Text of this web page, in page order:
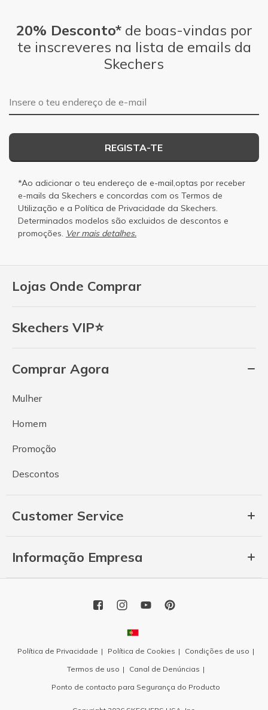
Lojas Onde Comprar
Skechers VIP⭐
Comprar Agora
Mulher
Homem
Promoção
Descontos
Customer Service
Informação Empresa
20% Desconto*de boas-vindas por
te inscreveres na lista de emails da
Skechers
Endereço de e-mail
REGISTA-TE
*Ao adicionar o teu endereço de e-mail,optas por receber
e-mails da Skechers e concordas com os Termos de
Utilização e a Política de Privacidade da Skechers.
Determinados modelos são excluidos de descontos e
promoções. Ver mais detalhes.
Política de Privacidade Política de Cookies
Condições de uso
Termos de uso
Canal de Denúncias
Ponto de contacto para Segurança do Producto